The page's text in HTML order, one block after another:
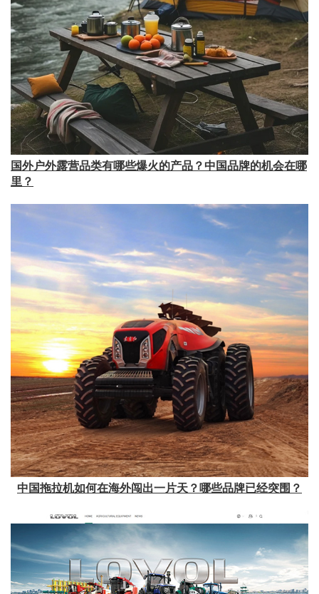
国外户外露营品类有哪些爆火的产品？中国品牌的机会在哪
里？
中国拖拉机如何在海外闯出一片天？哪些品牌已经突围？